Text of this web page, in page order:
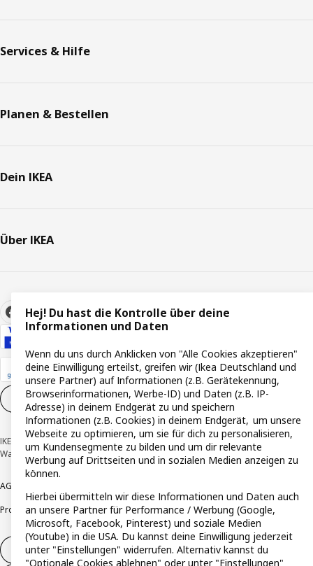
Services & Hilfe
Planen & Bestellen
Dein IKEA
Über IKEA
Cookie-Einstellungen DE
IKEA Deutschland GmbH & Co. KG - Am Wandersmann 2-4, 65719 Hofheim-
Wallau © Inter IKEA Systems B.V. 1999-2026
AGB
ProduktrückrufeResponsible DisclosureVertrauensstelle
Vertrag widerrufen
Hej! Du hast die Kontrolle über deine
Informationen und Daten
Wenn du uns durch Anklicken von "Alle Cookies akzeptieren"
deine Einwilligung erteilst, greifen wir (Ikea Deutschland und
unsere Partner) auf Informationen (z.B. Gerätekennung,
Browserinformationen, Werbe-ID) und Daten (z.B. IP-
Adresse) in deinem Endgerät zu und speichern
Informationen (z.B. Cookies) in deinem Endgerät, um unsere
Webseite zu optimieren, um sie für dich zu personalisieren,
um Kundensegmente zu bilden und um dir relevante
Werbung auf Drittseiten und in sozialen Medien anzeigen zu
können.
Hierbei übermitteln wir diese Informationen und Daten auch
an unsere Partner für Performance / Werbung (Google,
Microsoft, Facebook, Pinterest) und soziale Medien
(Youtube) in die USA. Du kannst deine Einwilligung jederzeit
unter "Einstellungen" widerrufen. Alternativ kannst du
"Optionale Cookies ablehnen" oder unter "Einstellungen"